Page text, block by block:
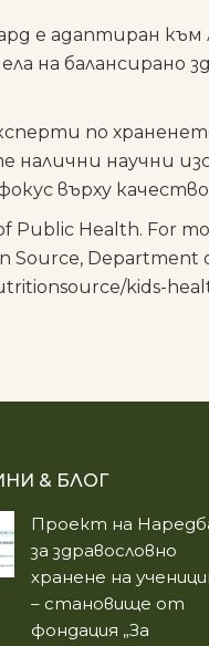
е адаптиран
на балансирано
по
налични научни
върху
Public Health. For
Source, Department
kids-
& БЛОГ
Проект на
за здравословно
хранене на
– становище от
фондация „За